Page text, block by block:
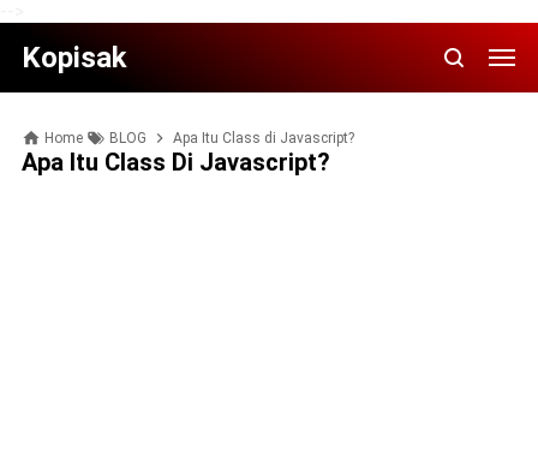
Kopisak
Home BLOG Apa Itu Class di Javascript?
Apa Itu Class Di Javascript?